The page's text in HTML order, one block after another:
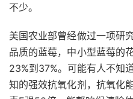
不少。
美国农业部曾经做过一项研
品质的蓝莓，中小型蓝莓的
23%到37%。可能有人不知
知的强效抗氧化剂，抗氧化